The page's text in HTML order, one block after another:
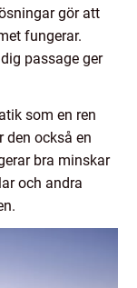
gör att
fungerar.
passage ger
som en ren
den också en
bra minskar
och andra